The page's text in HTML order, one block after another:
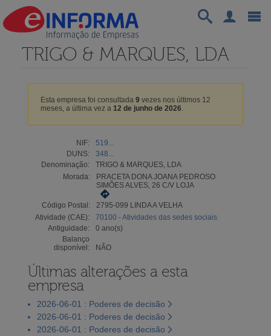
TRIGO & MARQUES, LDA
Esta empresa foi consultada 9 vezes nos últimos 12
meses, a última vez a 12 de junho de 2026.
NIF:
519...
DUNS:
348...
Denominação:
TRIGO & MARQUES, LDA
Morada:
PRACETA DONA JOANA PEDROSO
SIMÕES ALVES, 26 C/V LOJA
Código Postal:
2795-099 LINDA A VELHA
Atividade (CAE):
70100 - Atividades das sedes sociais
Antiguidade:
0 ano(s)
Balanço
disponível:
NÃO
Últimas alterações a esta
empresa
2026-06-01 : Poderes de decisão
2026-06-01 : Poderes de decisão
2026-06-01 : Poderes de decisão